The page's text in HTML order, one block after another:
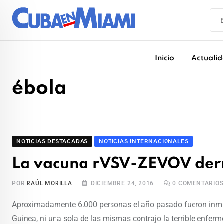
Inicio
ébola
NOTICIAS DESTACADAS NOTICIAS INTERNACIONALES
La vacuna rVSV-ZEVOV
POR RAÚL MORILLA DICIEMBRE 24, 2016 0 COMENTARIOS
Aproximadamente 6.000 personas el año pasado fueron
Guinea, ni una sola de las mismas contrajo la terrible